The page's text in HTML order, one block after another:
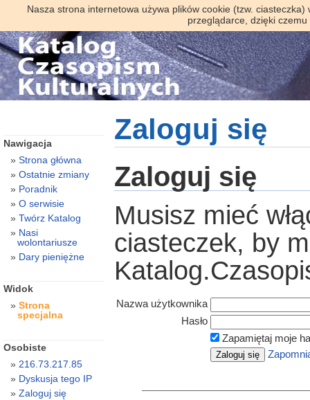
Nasza strona internetowa używa plików cookie (tzw.
przeglądarce, dzięki
Zaloguj się
Zaloguj się
Musisz mieć
ciasteczek, by
Nazwa użytkownika
Hasło
Zapamiętaj moje
Nawigacja
Strona główna
Ostatnie zmiany
Poradnik
O serwisie
Twórz Katalog
Nasi
wolontariusze
Dary pieniężne
Widok
Strona
specjalna
Osobiste
216.73.217.85
Dyskusja tego IP
Zaloguj się